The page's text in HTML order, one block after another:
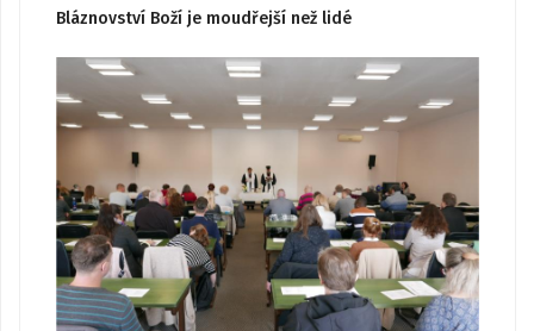
Bláznovství Boží je moudřejší než lidé